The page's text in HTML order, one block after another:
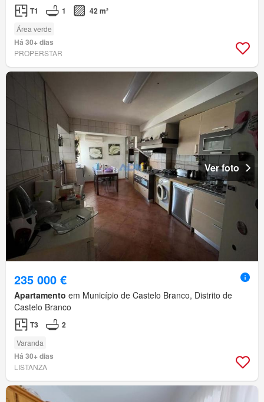
T1 1 42 m²
Área verde
Há 30+ dias
PROPERSTAR
Ver foto
235 000 €
Apartamento em Município de Castelo Branco, Distrito de
Castelo Branco
T3 2
Varanda
Há 30+ dias
LISTANZA